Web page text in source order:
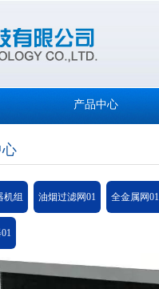
产品中心
机组 油烟过滤网01 全金属网01